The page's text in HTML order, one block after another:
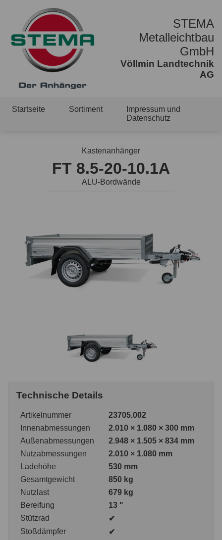
STEMA
Metalleichtbau
GmbH
Völlmin Landtechnik
AG
Startseite Sortiment
Impressum und
Datenschutz
Kastenanhänger
FT 8.5-20-10.1A
ALU-Bordwände
Technische Details
Artikelnummer
23705.002
Innenabmessungen
2.010 × 1.080 × 300 mm
Außenabmessungen
2.948 × 1.505 × 834 mm
Nutzabmessungen
2.010 × 1.080 mm
Ladehöhe
530 mm
Gesamtgewicht
850 kg
Nutzlast
679 kg
Bereifung
13 "
Stützrad
✔
Stoßdämpfer
✔